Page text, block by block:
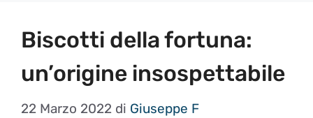
Biscotti della fortuna:
un’origine insospettabile
22 Marzo 2022 di Giuseppe F